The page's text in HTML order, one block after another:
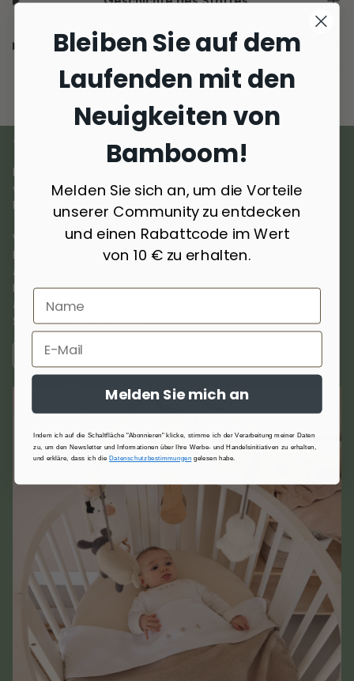
Lieferung und Rückgabe
UNSERE MATERIALIEN
Bamboom entstand aus der Liebe zu natürlichen Materialien und
verbindetInnovation und Nachhaltigkeit, um hochwertige
Produkte für Kinder zu schaffen.
Wir verwendenausgewählte Materialienwie Bambus,
Baumwolle, Wolle, Kaschmir und recycelte Materialien, die
aufgrund ihrer Atmungsaktivität, Weichheit und
Hautfreundlichkeit ausgewählt wurden. Sie sind hypoallergen,
antibakteriell und thermoregulierend und bieten Komfort und
Schutz zu jeder Jahreszeit.
WEITERE INFORMATIONEN
Bleiben Sie auf dem
Laufenden mit den
Neuigkeiten von
Bamboom!
Melden Sie sich an, um die Vorteile
unserer Community zu entdecken
und einen Rabattcode im Wert
von 10 € zu erhalten.
Melden Sie mich an
Indem ich auf die Schaltfläche "Abonnieren" klicke, stimme ich der Verarbeitung meiner Daten
zu, um den Newsletter und Informationen über Ihre Werbe- und Handelsinitiativen zu erhalten,
und erkläre, dass ich die Datenschutzbestimmungen gelesen habe.